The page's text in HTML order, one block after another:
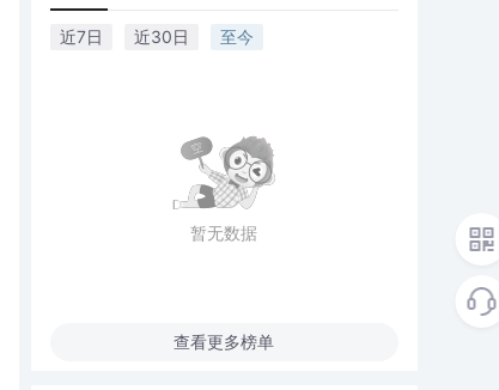
近7日 近30日 至今
暂无数据
查看更多榜单